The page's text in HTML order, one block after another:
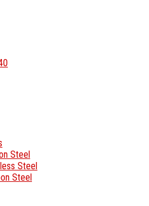
Steel
Steel
Steel